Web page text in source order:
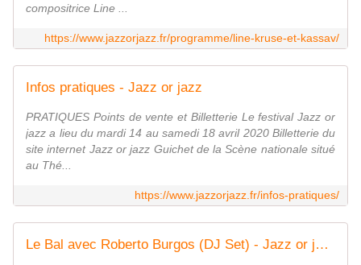
compositrice Line ...
https://www.jazzorjazz.fr/programme/line-kruse-et-kassav/
Infos pratiques - Jazz or jazz
PRATIQUES Points de vente et Billetterie Le festival Jazz or
jazz a lieu du mardi 14 au samedi 18 avril 2020 Billetterie du
site internet Jazz or jazz Guichet de la Scène nationale situé
au Thé...
https://www.jazzorjazz.fr/infos-pratiques/
Le Bal avec Roberto Burgos (DJ Set) - Jazz or jazz